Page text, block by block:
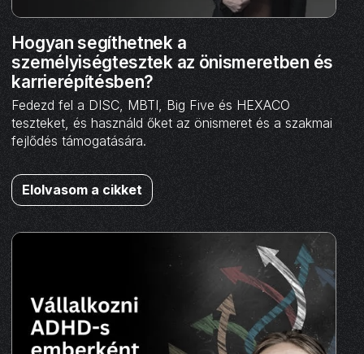
Hogyan segíthetnek a
személyiségtesztek az önismeretben és
karrierépítésben?
Fedezd fel a DISC, MBTI, Big Five és HEXACO
teszteket, és használd őket az önismeret és a szakmai
fejlődés támogatására.
Elolvasom a cikket